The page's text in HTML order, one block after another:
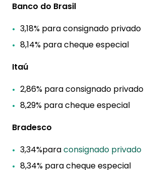
Banco do Brasil
3,18% para consignado privado
8,14% para cheque especial
Itaú
2,86% para consignado privado
8,29% para cheque especial
Bradesco
3,34%paraconsignado privado
8,34% para cheque especial